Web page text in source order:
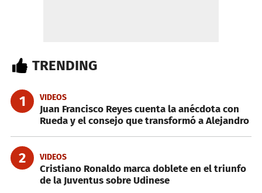
TRENDING
1 VIDEOS
Juan Francisco Reyes cuenta la anécdota con
Rueda y el consejo que transformó a Alejandro
2 VIDEOS
Cristiano Ronaldo marca doblete en el triunfo
de la Juventus sobre Udinese